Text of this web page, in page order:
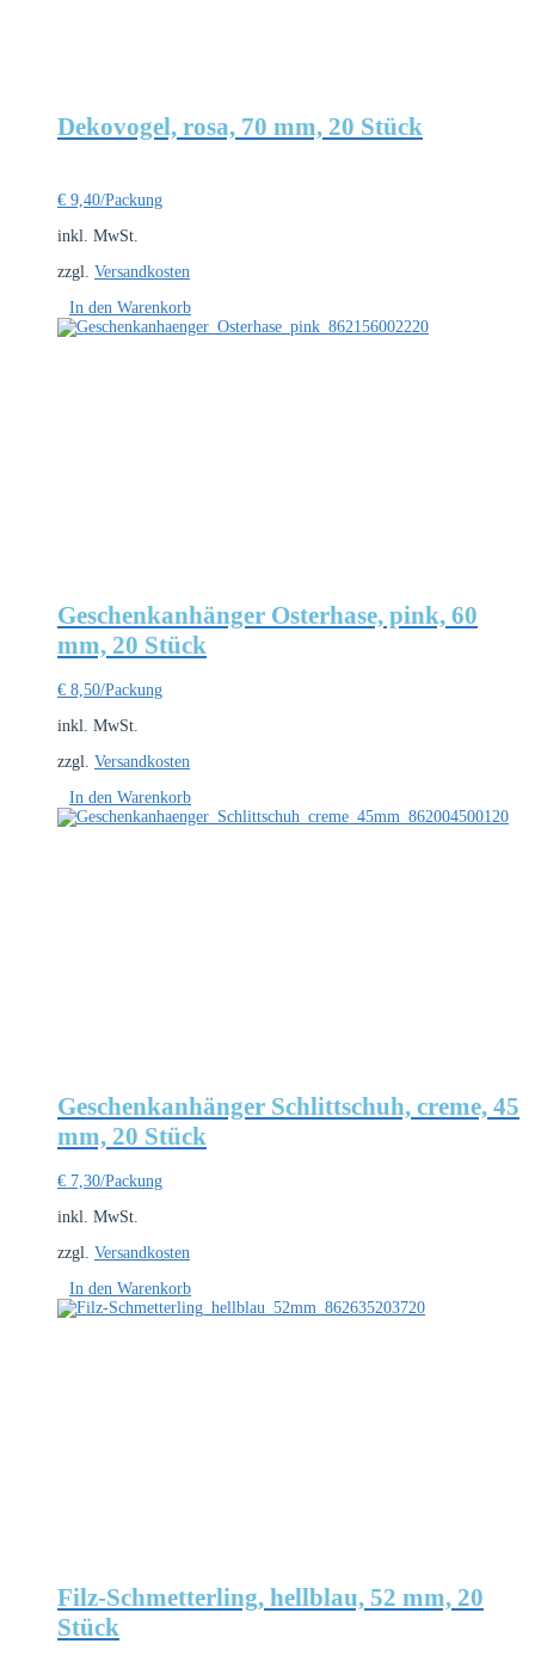
Dekovogel, rosa, 70 mm, 20 Stück
€ 9,40/Packung
inkl. MwSt.
zzgl. Versandkosten
In den Warenkorb
Geschenkanhänger Osterhase, pink, 60
mm, 20 Stück
€ 8,50/Packung
inkl. MwSt.
zzgl. Versandkosten
In den Warenkorb
Geschenkanhänger Schlittschuh, creme, 45
mm, 20 Stück
€ 7,30/Packung
inkl. MwSt.
zzgl. Versandkosten
In den Warenkorb
Filz-Schmetterling, hellblau, 52 mm, 20
Stück